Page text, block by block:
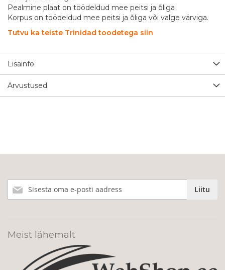
Pealmine plaat on töödeldud mee peitsi ja õliga
Korpus on töödeldud mee peitsi ja õliga või valge värviga.
Tutvu ka teiste Trinidad toodetega siin
Lisainfo
Arvustused
meie
Liitu
Meist lähemalt